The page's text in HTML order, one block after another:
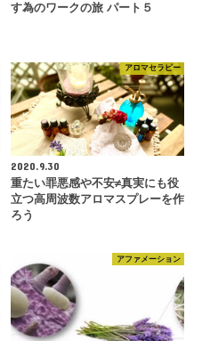
す為のワークの旅 パート５
アロマセラピー
2020.9.30
重たい罪悪感や不安≠真実にも役
立つ高周波数アロマスプレーを作
ろう
アファメーション